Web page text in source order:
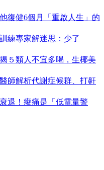
復健6個月「重啟人生」的
練專家解迷思：少了
５類人不宜多喝，生椰美
師解析代謝症候群、打鼾
退！痠痛是「低電量警